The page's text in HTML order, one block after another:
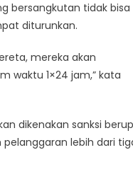
bersangkutan tidak bisa
diturunkan.
mereka akan
waktu 1×24 jam,” kata
dikenakan sanksi
lebih dari